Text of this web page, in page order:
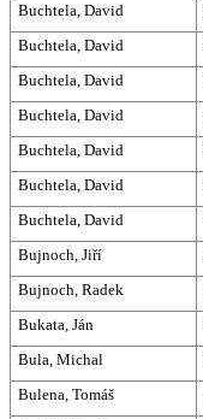
Buchtela, David
Buchtela, David
Buchtela, David
Buchtela, David
Buchtela, David
Buchtela, David
Buchtela, David
Bujnoch, Jiří
Bujnoch, Radek
Bukata, Ján
Bula, Michal
Bulena, Tomáš